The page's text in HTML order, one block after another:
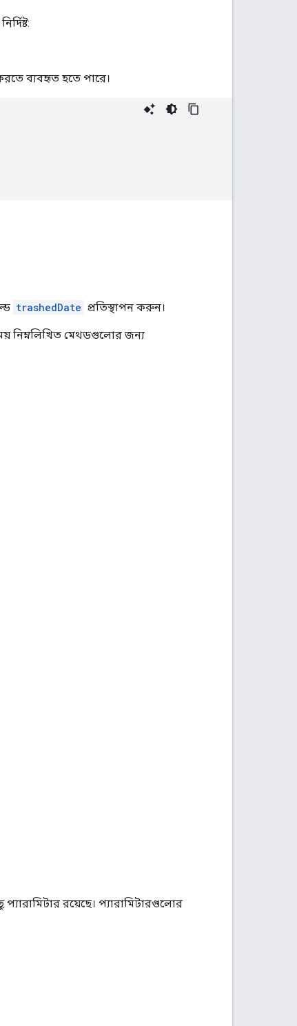
ব্যবহৃত হতে পারে।
trashedDate প্রতিস্থাপন করুন।
নিম্নলিখিত মেথডগুলোর জন্য
প্যারামিটার রয়েছে। প্যারামিটারগুলোর